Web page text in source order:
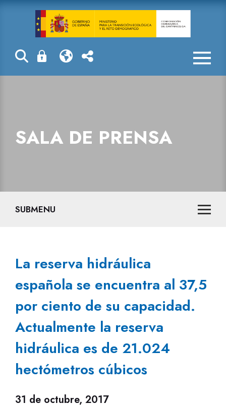
La reserva
SALA DE PRENSA
SUBMENU
La reserva hidráulica
española se encuentra al 37,5
por ciento de su capacidad.
Actualmente la reserva
hidráulica es de 21.024
hectómetros cúbicos
31 de octubre, 2017